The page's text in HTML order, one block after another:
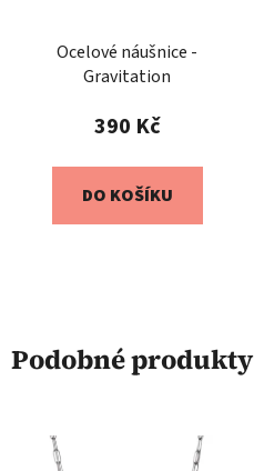
Ocelové náušnice -
Gravitation
390 Kč
DO KOŠÍKU
Podobné produkty